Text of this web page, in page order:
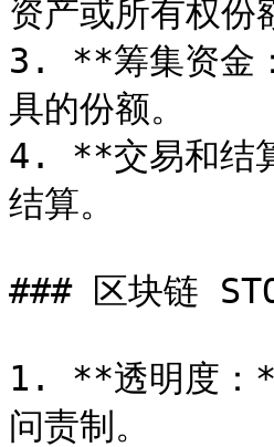
资产或所有权份
3. **筹集资金
具的份额。
4. **交易和结
结算。
### 区块链
1. **透明度：
问责制。